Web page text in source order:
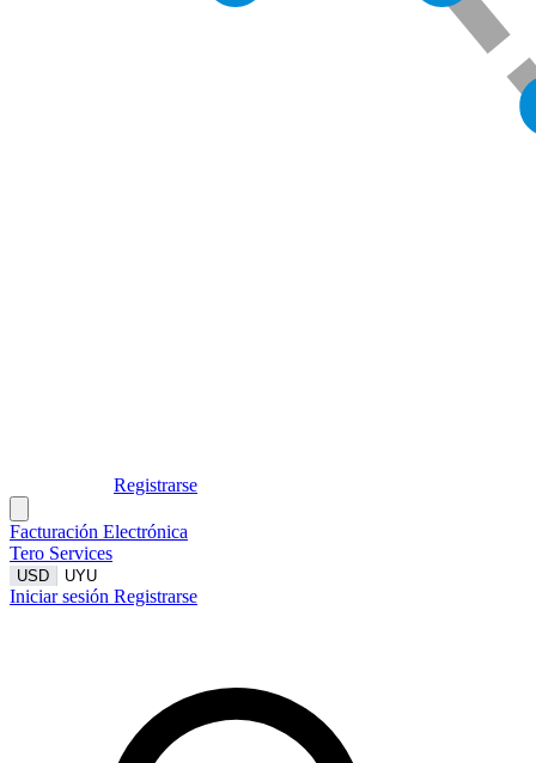
Registrarse
Facturación Electrónica
Tero Services
USD UYU
Iniciar sesión Registrarse